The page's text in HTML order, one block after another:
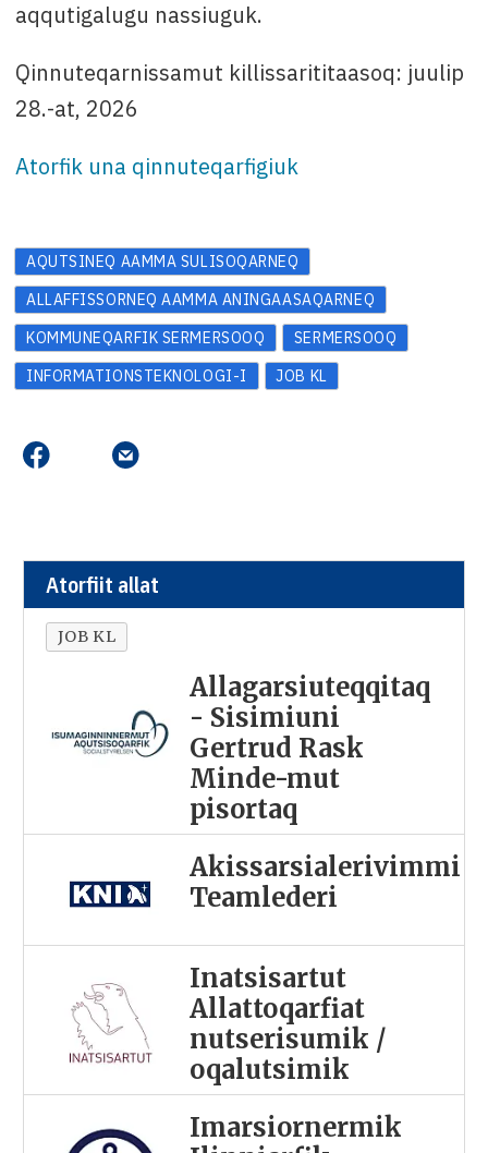
aqqutigalugu nassiuguk.
Qinnuteqarnissamut killissarititaasoq: juulip
28.-at, 2026
Atorfik una qinnuteqarfigiuk
AQUTSINEQ AAMMA SULISOQARNEQ
ALLAFFISSORNEQ AAMMA ANINGAASAQARNEQ
KOMMUNEQARFIK SERMERSOOQ
SERMERSOOQ
INFORMATIONSTEKNOLOGI-I
JOB KL
Atorfiit allat
JOB KL
Allagarsiuteqqitaq
- Sisimiuni
Gertrud Rask
Minde-mut
pisortaq
Akissarsialerivimmi
Teamlederi
Inatsisartut
Allattoqarfiat
nutserisumik /
oqalutsimik
Imarsiornermik